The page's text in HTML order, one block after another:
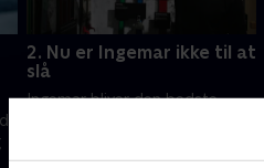
2. Nu er Ingemar ikke til at
slå
Ingemar bliver den bedste
konkurrence er der vilje til